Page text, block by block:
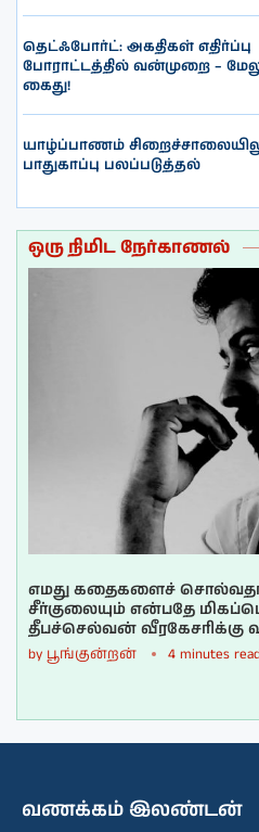
தெட்ஃபோர்ட்: அகதிகள் எதிர்ப்பு
போராட்டத்தில் வன்முறை –
கைது!
யாழ்ப்பாணம்
பாதுகாப்பு பலப்படுத்தல்
ஒரு நிமிட நேர்காணல்
எமது கதைகளைச்
சீர்குலையும் என்பதே
தீபச்செல்வன் வீரகேசரிக்கு
by பூங்குன்றன் 4 minutes
வணக்கம் இலண்டன்